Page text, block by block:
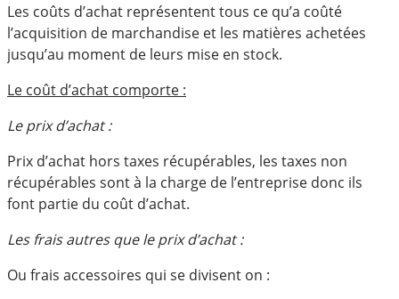
Les coûts d’achat représentent tous ce qu’a coûté
l’acquisition de marchandise et les matières achetées
jusqu’au moment de leurs mise en stock.
Le coût d’achat comporte :
Le prix d’achat :
Prix d’achat hors taxes récupérables, les taxes non
récupérables sont à la charge de l’entreprise donc ils
font partie du coût d’achat.
Les frais autres que le prix d’achat :
Ou frais accessoires qui se divisent on :